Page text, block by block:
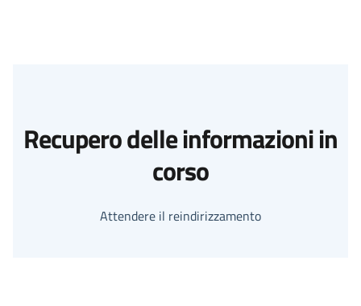
Recupero delle informazioni in
corso
Attendere il reindirizzamento